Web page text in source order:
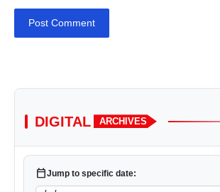
Post Comment
DIGITAL ARCHIVES
calendar_todayJump to specific date: